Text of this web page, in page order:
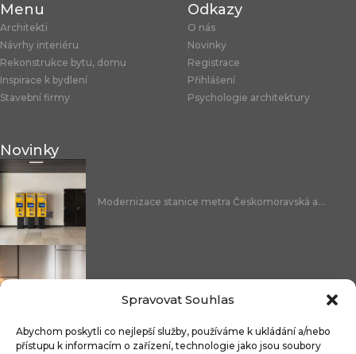
Spravovat Souhlas
Abychom poskytli co nejlepší služby, používáme k ukládání a/nebo
přístupu k informacím o zařízení, technologie jako jsou soubory
Menu
Architekti
Návrhy interiéru
Rekonstrukce bytu, domu
Inspirace k bydlení
Stavební firmy
Odkazy
O nás
Novinky
Registrace
Přihlášení
Psychologie architektury
Novinky
Modernizace stanice metra Českomoravská a...